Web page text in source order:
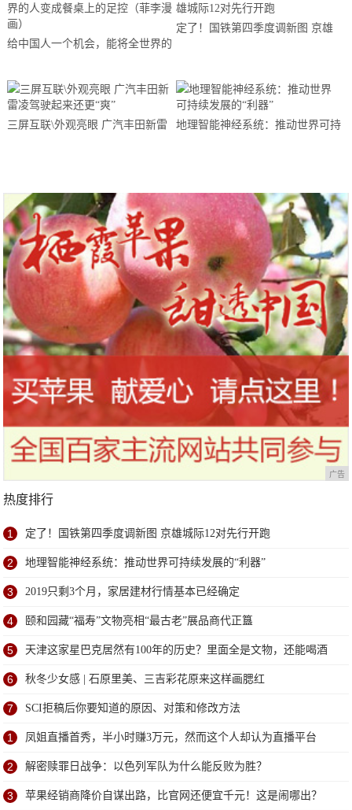
给中国人一个机会，能将全世界的
定了！国铁第四季度调新图 京雄
三屏互联\外观亮眼 广汽丰田新雷
地理智能神经系统：推动世界可持
广告
热度排行
1 定了！国铁第四季度调新图 京雄城际12对先行开跑
2 地理智能神经系统：推动世界可持续发展的“利器”
3 2019只剩3个月，家居建材行情基本已经确定
4 颐和园藏“福寿”文物亮相“最古老”展品商代正簋
5 天津这家星巴克居然有100年的历史？里面全是文物，还能喝酒
6 秋冬少女感 | 石原里美、三吉彩花原来这样画腮红
7 SCI拒稿后你要知道的原因、对策和修改方法
1 凤姐直播首秀，半小时赚3万元，然而这个人却认为直播平台
99%会死？
2 解密赎罪日战争：以色列军队为什么能反败为胜？
3 苹果经销商降价自谋出路，比官网还便宜千元！这是闹哪出？